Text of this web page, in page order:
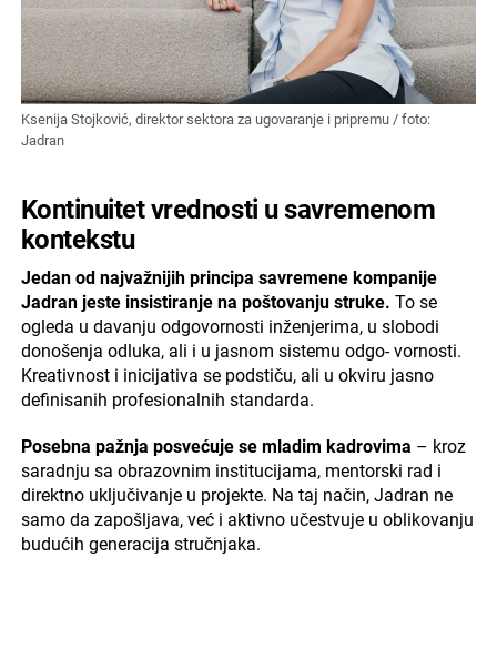
Ksenija Stojković, direktor sektora za ugovaranje i pripremu / foto:
Jadran
Kontinuitet vrednosti u savremenom
kontekstu
Jedan od najvažnijih principa savremene kompanije
Jadran jeste insistiranje na poštovanju struke. To se
ogleda u davanju odgovornosti inženjerima, u slobodi
donošenja odluka, ali i u jasnom sistemu odgo- vornosti.
Kreativnost i inicijativa se podstiču, ali u okviru jasno
definisanih profesionalnih standarda.
Posebna pažnja posvećuje se mladim kadrovima – kroz
saradnju sa obrazovnim institucijama, mentorski rad i
direktno uključivanje u projekte. Na taj način, Jadran ne
samo da zapošljava, već i aktivno učestvuje u oblikovanju
budućih generacija stručnjaka.